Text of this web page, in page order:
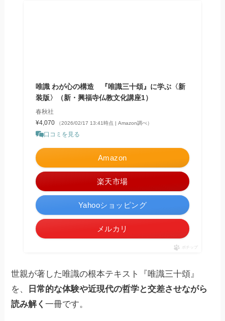
唯識 わが心の構造 『唯識三十頌』に学ぶ〈新
装版〉（新・興福寺仏教文化講座1）
春秋社
¥4,070
（2026/02/17 13:41時点 | Amazon調べ）
口コミを見る
Amazon
楽天市場
Yahooショッピング
メルカリ
ポチップ
世親が著した唯識の根本テキスト『唯識三十頌』
を、
日常的な体験や近現代の哲学と交差させながら
読み解く一冊です。